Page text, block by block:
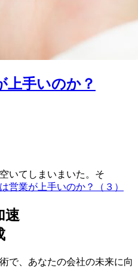
上手いのか？
いてしまいまいた。そ
営業が上手いのか？（３）
速
で、あなたの会社の未来に向